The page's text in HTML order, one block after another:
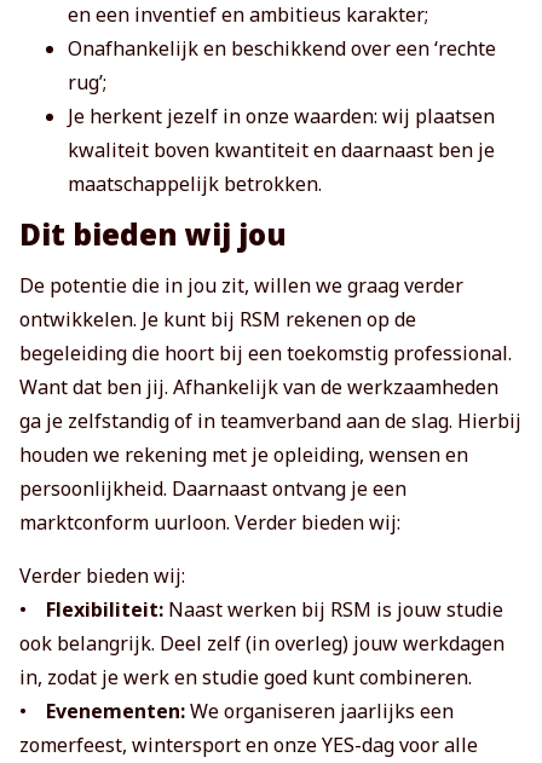
en een inventief en ambitieus karakter;
Onafhankelijk en beschikkend over een ‘rechte
rug’;
Je herkent jezelf in onze waarden: wij plaatsen
kwaliteit boven kwantiteit en daarnaast ben je
maatschappelijk betrokken.
Dit bieden wij jou
De potentie die in jou zit, willen we graag verder
ontwikkelen. Je kunt bij RSM rekenen op de
begeleiding die hoort bij een toekomstig professional.
Want dat ben jij. Afhankelijk van de werkzaamheden
ga je zelfstandig of in teamverband aan de slag. Hierbij
houden we rekening met je opleiding, wensen en
persoonlijkheid. Daarnaast ontvang je een
marktconform uurloon. Verder bieden wij:
Verder bieden wij:
•
Flexibiliteit: Naast werken bij RSM is jouw studie
ook belangrijk. Deel zelf (in overleg) jouw werkdagen
in, zodat je werk en studie goed kunt combineren.
• Evenementen:We organiseren jaarlijks een
zomerfeest, wintersport en onze YES-dag voor alle